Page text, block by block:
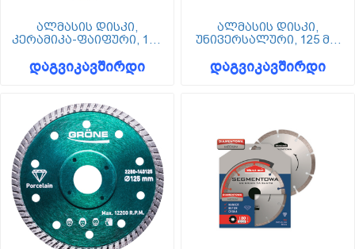
ალმასის დისკი,
კერამიკა-ფაიფური, 125
დაგვიკავშირდი
ალმასის დისკი,
უნივერსალური, 125 მმ,
დაგვიკავშირდი